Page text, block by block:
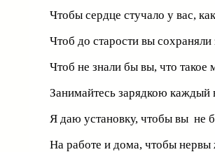
Чтобы сердце стучало у вас,
Чтоб до старости вы сохраняли
Чтоб не знали бы вы, что такое
Занимайтесь зарядкою каждый
Я даю установку, чтобы вы не
На работе и дома, чтобы нервы